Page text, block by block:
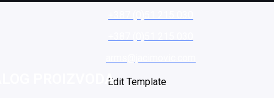
Edit Template
PROIZVODA